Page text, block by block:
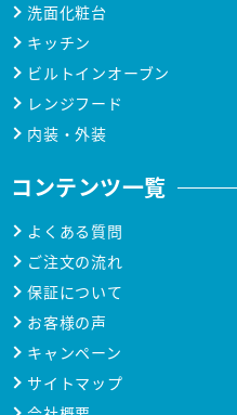
洗面化粧台
キッチン
ビルトインオーブン
レンジフード
内装・外装
コンテンツ一覧
よくある質問
ご注文の流れ
保証について
お客様の声
キャンペーン
サイトマップ